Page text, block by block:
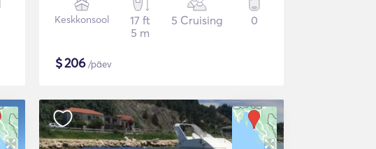
Keskkonsool
17 ft
5 m
5 Cruising 0
$206/päev